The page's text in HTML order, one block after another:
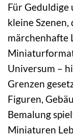
Für
kleine
märchenhafte
Universum –
Grenzen
Figuren,
Bemalung
Miniaturen